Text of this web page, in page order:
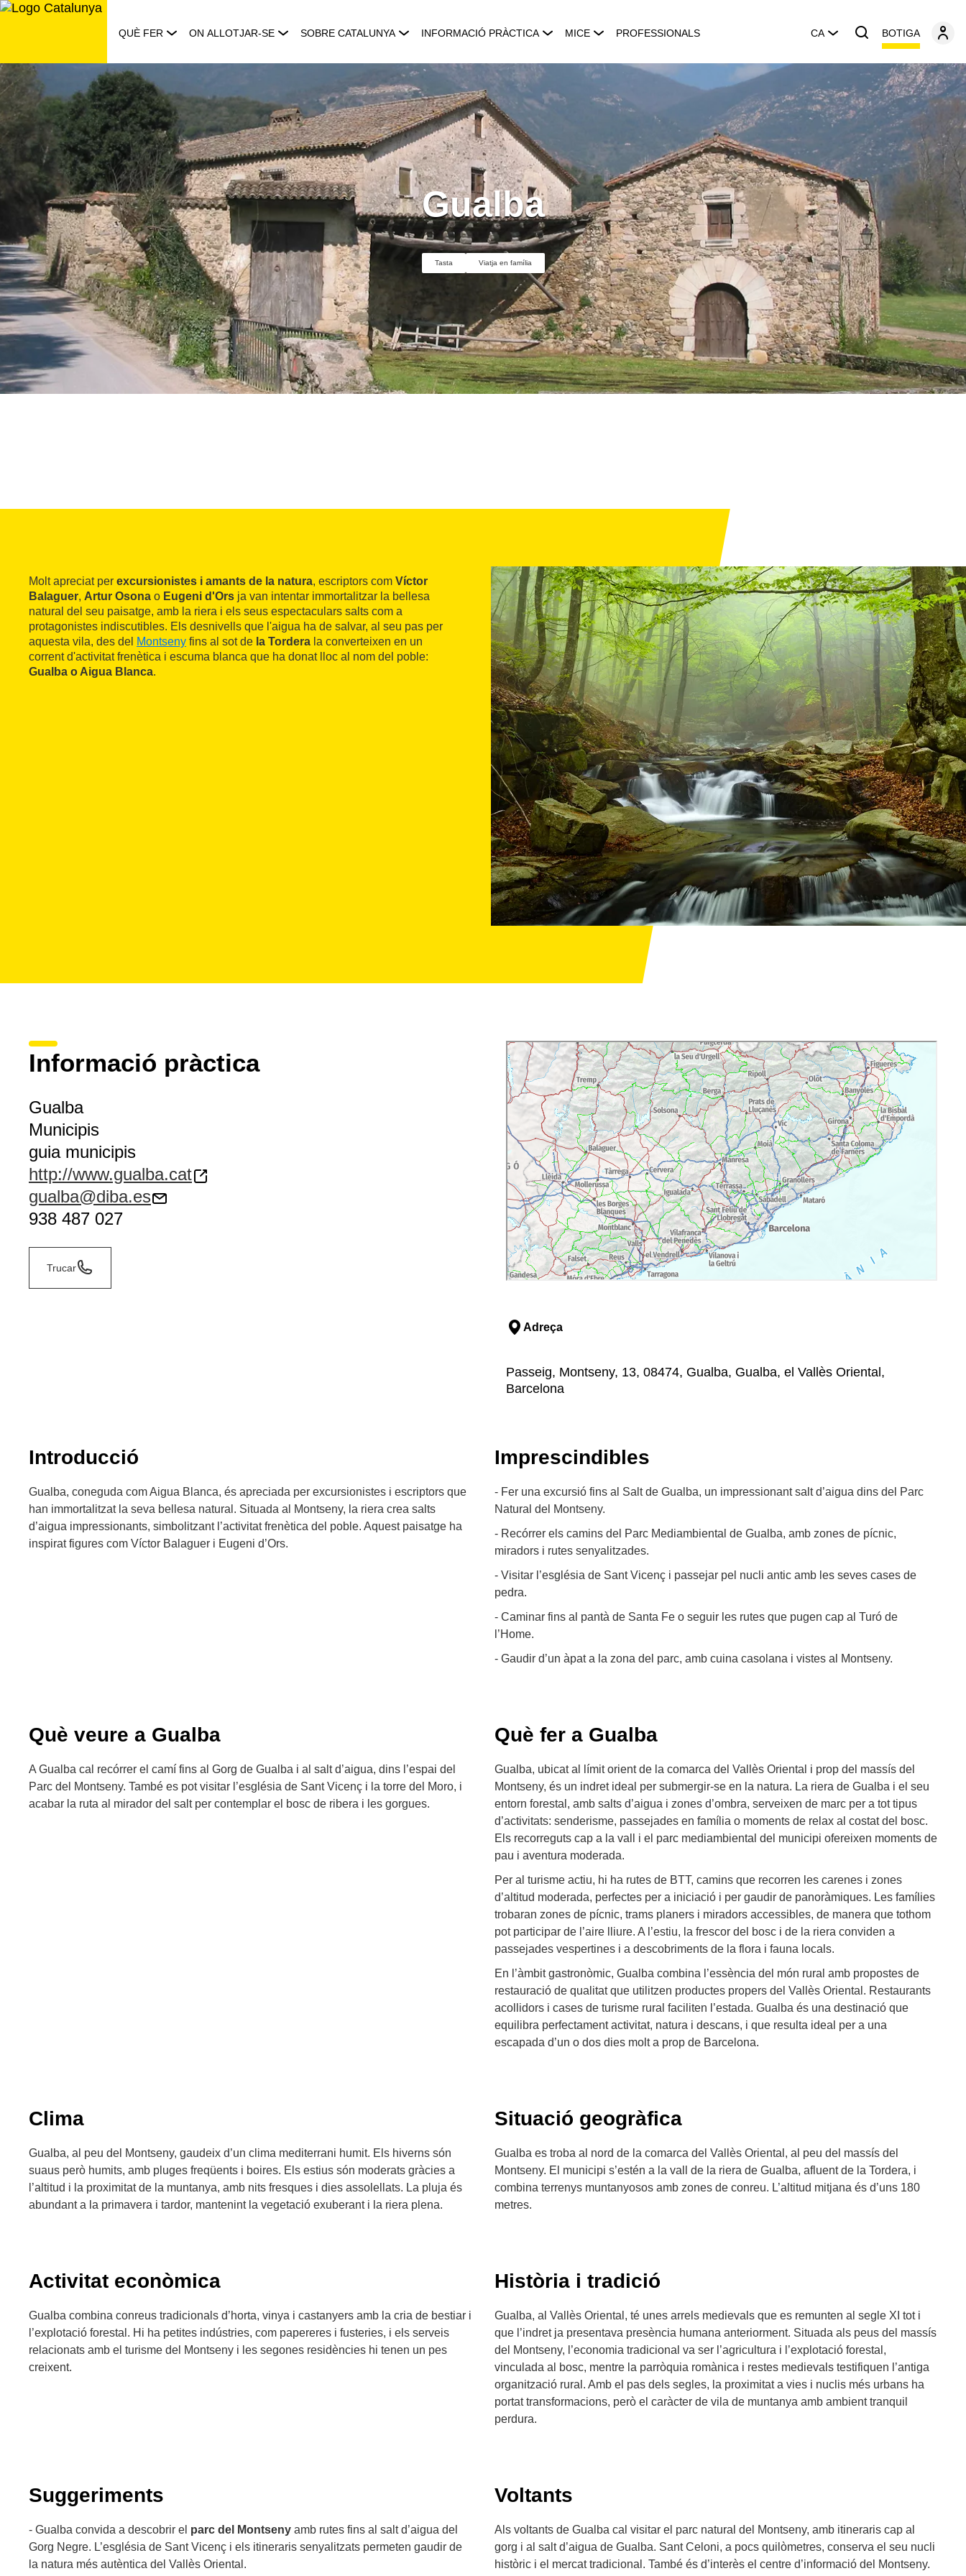
Saltar
QUÈ FER ON ALLOTJAR-SE SOBRE CATALUNYA INFORMACIÓ PRÀCTICA MICE PROFESSIONALS CA BOTIGA
Gualba
Tasta Viatja en família
Molt apreciat per excursionistes i amants de la natura, escriptors com Víctor
Balaguer, Artur Osona o Eugeni d'Ors ja van intentar immortalitzar la bellesa
natural del seu paisatge, amb la riera i els seus espectaculars salts com a
protagonistes indiscutibles. Els desnivells que l'aigua ha de salvar, al seu pas per
aquesta vila, des del Montseny fins al sot de la Tordera la converteixen en un
corrent d'activitat frenètica i escuma blanca que ha donat lloc al nom del poble:
Gualba o Aigua Blanca.
Informació pràctica
Gualba
Municipis
guia municipis
http://www.gualba.cat
gualba@diba.es
938 487 027
Trucar
Adreça
Passeig, Montseny, 13, 08474, Gualba, Gualba, el Vallès Oriental,
Barcelona
Introducció
Gualba, coneguda com Aigua Blanca, és apreciada per excursionistes i escriptors que
han immortalitzat la seva bellesa natural. Situada al Montseny, la riera crea salts
d’aigua impressionants, simbolitzant l’activitat frenètica del poble. Aquest paisatge ha
inspirat figures com Víctor Balaguer i Eugeni d’Ors.
Imprescindibles
- Fer una excursió fins al Salt de Gualba, un impressionant salt d’aigua dins del Parc
Natural del Montseny.
- Recórrer els camins del Parc Mediambiental de Gualba, amb zones de pícnic,
miradors i rutes senyalitzades.
- Visitar l’església de Sant Vicenç i passejar pel nucli antic amb les seves cases de
pedra.
- Caminar fins al pantà de Santa Fe o seguir les rutes que pugen cap al Turó de
l’Home.
- Gaudir d’un àpat a la zona del parc, amb cuina casolana i vistes al Montseny.
Què veure a Gualba
A Gualba cal recórrer el camí fins al Gorg de Gualba i al salt d’aigua, dins l’espai del
Parc del Montseny. També es pot visitar l’església de Sant Vicenç i la torre del Moro, i
acabar la ruta al mirador del salt per contemplar el bosc de ribera i les gorgues.
Què fer a Gualba
Gualba, ubicat al límit orient de la comarca del Vallès Oriental i prop del massís del
Montseny, és un indret ideal per submergir-se en la natura. La riera de Gualba i el seu
entorn forestal, amb salts d’aigua i zones d’ombra, serveixen de marc per a tot tipus
d’activitats: senderisme, passejades en família o moments de relax al costat del bosc.
Els recorreguts cap a la vall i el parc mediambiental del municipi ofereixen moments de
pau i aventura moderada.
Per al turisme actiu, hi ha rutes de BTT, camins que recorren les carenes i zones
d’altitud moderada, perfectes per a iniciació i per gaudir de panoràmiques. Les famílies
trobaran zones de pícnic, trams planers i miradors accessibles, de manera que tothom
pot participar de l’aire lliure. A l’estiu, la frescor del bosc i de la riera conviden a
passejades vespertines i a descobriments de la flora i fauna locals.
En l’àmbit gastronòmic, Gualba combina l’essència del món rural amb propostes de
restauració de qualitat que utilitzen productes propers del Vallès Oriental. Restaurants
acollidors i cases de turisme rural faciliten l’estada. Gualba és una destinació que
equilibra perfectament activitat, natura i descans, i que resulta ideal per a una
escapada d’un o dos dies molt a prop de Barcelona.
Clima
Gualba, al peu del Montseny, gaudeix d’un clima mediterrani humit. Els hiverns són
suaus però humits, amb pluges freqüents i boires. Els estius són moderats gràcies a
l’altitud i la proximitat de la muntanya, amb nits fresques i dies assolellats. La pluja és
abundant a la primavera i tardor, mantenint la vegetació exuberant i la riera plena.
Situació geogràfica
Gualba es troba al nord de la comarca del Vallès Oriental, al peu del massís del
Montseny. El municipi s’estén a la vall de la riera de Gualba, afluent de la Tordera, i
combina terrenys muntanyosos amb zones de conreu. L’altitud mitjana és d’uns 180
metres.
Activitat econòmica
Gualba combina conreus tradicionals d’horta, vinya i castanyers amb la cria de bestiar i
l’explotació forestal. Hi ha petites indústries, com papereres i fusteries, i els serveis
relacionats amb el turisme del Montseny i les segones residències hi tenen un pes
creixent.
Història i tradició
Gualba, al Vallès Oriental, té unes arrels medievals que es remunten al segle XI tot i
que l’indret ja presentava presència humana anteriorment. Situada als peus del massís
del Montseny, l’economia tradicional va ser l’agricultura i l’explotació forestal,
vinculada al bosc, mentre la parròquia romànica i restes medievals testifiquen l’antiga
organització rural. Amb el pas dels segles, la proximitat a vies i nuclis més urbans ha
portat transformacions, però el caràcter de vila de muntanya amb ambient tranquil
perdura.
Suggeriments
- Gualba convida a descobrir el parc del Montseny amb rutes fins al salt d’aigua del
Gorg Negre. L’església de Sant Vicenç i els itineraris senyalitzats permeten gaudir de
la natura més autèntica del Vallès Oriental.
Voltants
Als voltants de Gualba cal visitar el parc natural del Montseny, amb itineraris cap al
gorg i al salt d’aigua de Gualba. Sant Celoni, a pocs quilòmetres, conserva el seu nucli
històric i el mercat tradicional. També és d’interès el centre d’informació del Montseny.